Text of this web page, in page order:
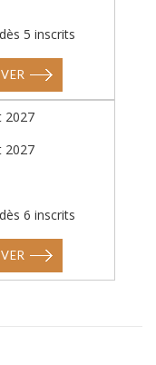
5 inscrits
2027
2027
6 inscrits